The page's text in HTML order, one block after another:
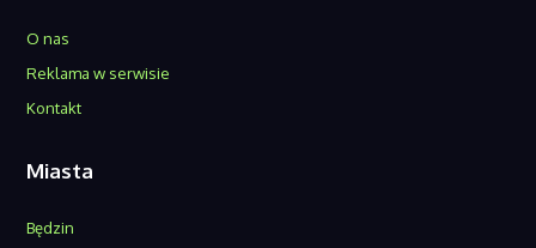
O nas
Reklama w serwisie
Kontakt
Miasta
Będzin